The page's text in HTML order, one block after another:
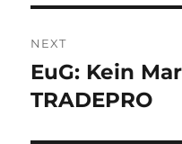
NEXT
Next
post:
EuG: Kein
TRADEPRO